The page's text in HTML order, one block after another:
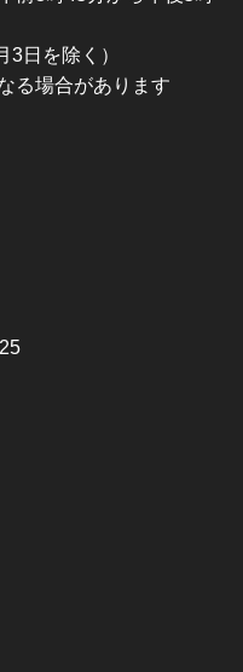
3日を除く）
る場合があります